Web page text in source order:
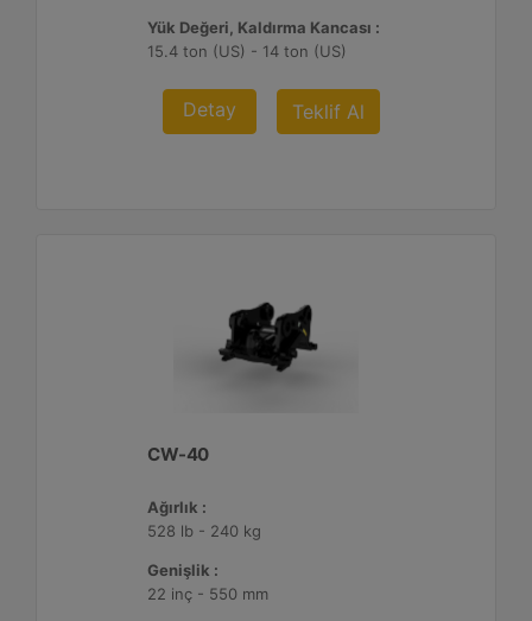
Yük Değeri, Kaldırma Kancası :
15.4 ton (US) - 14 ton (US)
Detay Teklif Al
CW-40
Ağırlık :
528 lb - 240 kg
Genişlik :
22 inç - 550 mm